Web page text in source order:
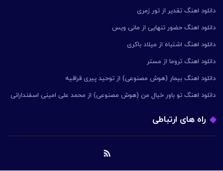
دانلود اهنگ تقدیر از تور زمری
دانلود اهنگ حضور تنهایی از مانی ویس
دانلود اهنگ اشتباه از میلاد باکری
دانلود اهنگ تروما از مستر
دانلود اهنگ بیمار (هوش مصنوعی) از توحید پیری قراقیه
دانلود اهنگ تو باور خیال من (هوش مصنوعی) از محمد علی امینی اسفندارانی
راه های ارتباطی